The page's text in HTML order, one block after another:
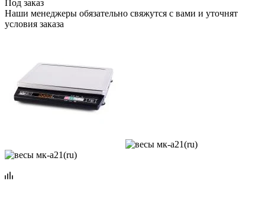
Под заказ
Наши менеджеры обязательно свяжутся с вами и уточнят
условия заказа